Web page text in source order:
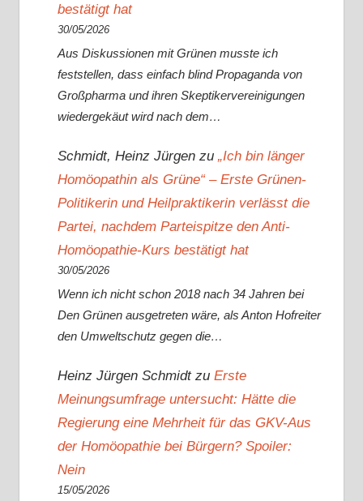
bestätigt hat
30/05/2026
Aus Diskussionen mit Grünen musste ich
feststellen, dass einfach blind Propaganda von
Großpharma und ihren Skeptikervereinigungen
wiedergekäut wird nach dem…
Schmidt, Heinz Jürgenzu „Ich bin länger
Homöopathin als Grüne“ – Erste Grünen-
Politikerin und Heilpraktikerin verlässt die
Partei, nachdem Parteispitze den Anti-
Homöopathie-Kurs bestätigt hat
30/05/2026
Wenn ich nicht schon 2018 nach 34 Jahren bei
Den Grünen ausgetreten wäre, als Anton Hofreiter
den Umweltschutz gegen die…
Heinz Jürgen Schmidtzu Erste
Meinungsumfrage untersucht: Hätte die
Regierung eine Mehrheit für das GKV-Aus
der Homöopathie bei Bürgern? Spoiler:
Nein
15/05/2026